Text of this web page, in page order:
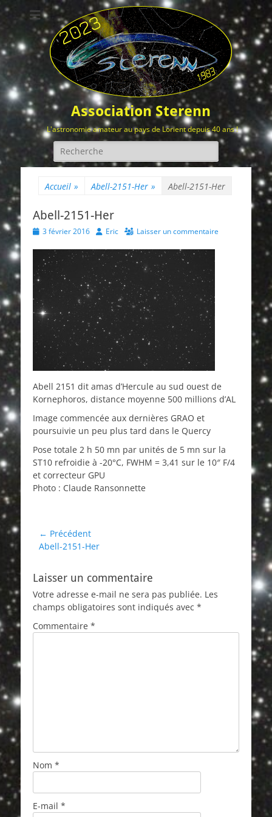
Association Sterenn
L'astronomie amateur au pays de Lorient depuis 40 ans !
Rechercher :
Accueil » Abell-2151-Her » Abell-2151-Her
Abell-2151-Her
Posted3 février 2016 Author
Eric Laisser un commentaire
Abell 2151 dit amas d’Hercule au sud ouest de
Kornephoros, distance moyenne 500 millions d’AL
Image commencée aux dernières GRAO et
poursuivie un peu plus tard dans le Quercy
Pose totale 2 h 50 mn par unités de 5 mn sur la
ST10 refroidie à -20°C, FWHM = 3,41 sur le 10″ F/4
et correcteur GPU
Photo : Claude Ransonnette
Navigation
de
← Précédent
Article
Abell-2151-Her
Laisser un commentaire
Votre adresse e-mail ne sera pas publiée. Les
champs obligatoires sont indiqués avec *
Commentaire *
Nom *
E-mail *